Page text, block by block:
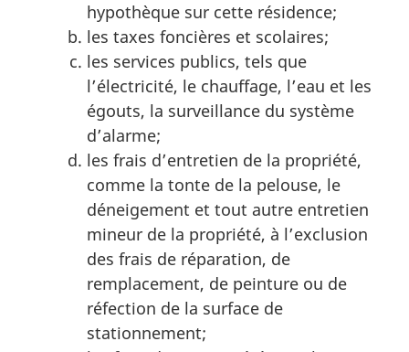
hypothèque sur cette résidence;
les taxes foncières et scolaires;
les services publics, tels que
l’électricité, le chauffage, l’eau et les
égouts, la surveillance du système
d’alarme;
les frais d’entretien de la propriété,
comme la tonte de la pelouse, le
déneigement et tout autre entretien
mineur de la propriété, à l’exclusion
des frais de réparation, de
remplacement, de peinture ou de
réfection de la surface de
stationnement;